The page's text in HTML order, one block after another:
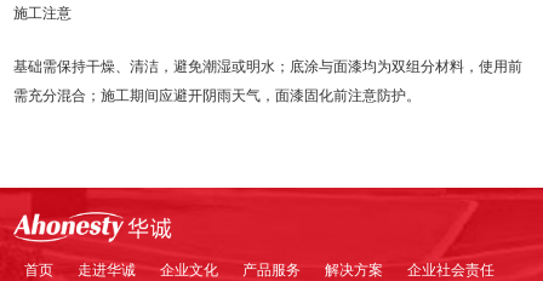
施工注意
基础需保持干燥、清洁，避免潮湿或明水；底涂与面漆均为双组分材料，使用前
需充分混合；施工期间应避开阴雨天气，面漆固化前注意防护。
首页 走进华诚 企业文化 产品服务 解决方案
企业社会责任